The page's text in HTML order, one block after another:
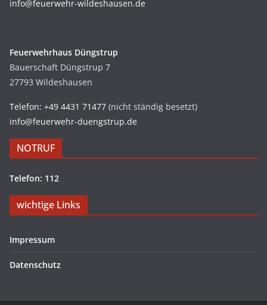
info@feuerwehr-wildeshausen.de
Feuerwehrhaus Düngstrup
Bauerschaft Düngstrup 7
27793 Wildeshausen
Telefon: +49 4431 71477 (nicht ständig besetzt)
info@feuerwehr-duengstrup.de
NOTRUF
Telefon: 112
wichtige Links
Impressum
Datenschutz